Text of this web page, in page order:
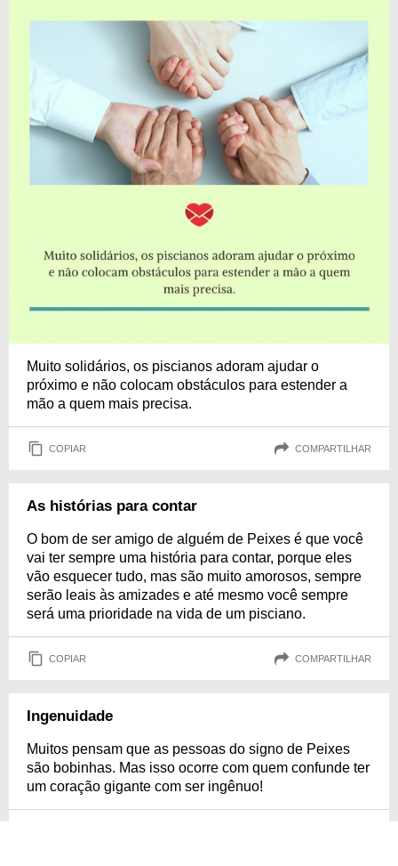
Muito solidários, os piscianos adoram ajudar o
próximo e não colocam obstáculos para estender a
mão a quem mais precisa.
COPIAR COMPARTILHAR
As histórias para contar
O bom de ser amigo de alguém de Peixes é que você
vai ter sempre uma história para contar, porque eles
vão esquecer tudo, mas são muito amorosos, sempre
serão leais às amizades e até mesmo você sempre
será uma prioridade na vida de um pisciano.
COPIAR COMPARTILHAR
Ingenuidade
Muitos pensam que as pessoas do signo de Peixes
são bobinhas. Mas isso ocorre com quem confunde ter
um coração gigante com ser ingênuo!